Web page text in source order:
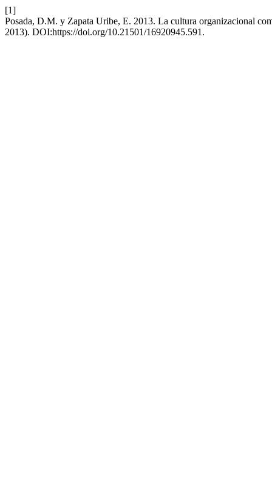
[1]
Posada, D.M. y Zapata Uribe, E. 2013. La cultura organizacional
2013). DOI:https://doi.org/10.21501/16920945.591.